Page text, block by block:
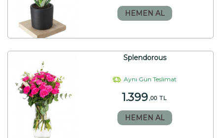
HEMEN AL
Splendorous
Aynı Gün Teslimat
1.399 ,00 TL
HEMEN AL